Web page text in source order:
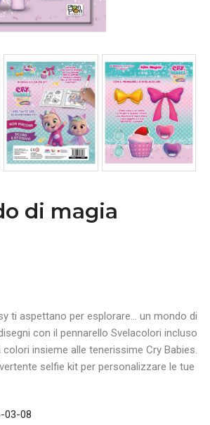
di magia
ti aspettano per esplorare... un mondo di
con il pennarello Svelacolori incluso
insieme alle tenerissime Cry Babies.
selfie kit per personalizzare le tue
03-08